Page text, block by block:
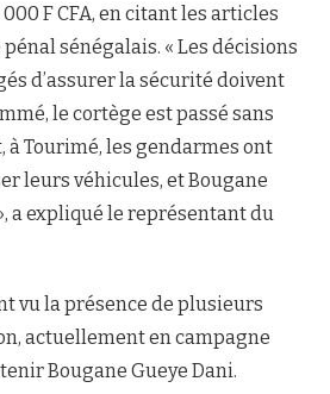
F CFA, en citant les articles
pénal sénégalais. « Les décisions
d’assurer la sécurité doivent
le cortège est passé sans
Tourimé, les gendarmes ont
leurs véhicules, et Bougane
a expliqué le représentant du
vu la présence de plusieurs
actuellement en campagne
Bougane Gueye Dani.